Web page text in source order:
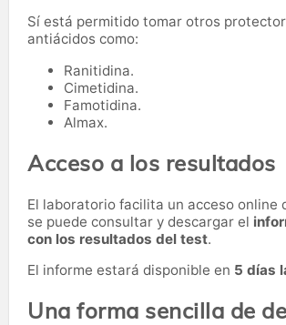
Sí está permitido tomar otros
antiácidos como:
Ranitidina.
Cimetidina.
Famotidina.
Almax.
Acceso a los resultados
El laboratorio facilita un acceso online
se puede consultar y descargar el
con los resultados del test.
El informe estará disponible en 5 días
Una forma sencilla de